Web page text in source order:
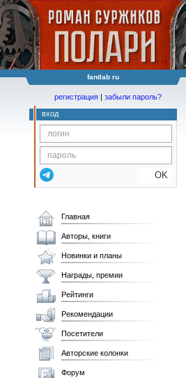
fantlab ru
регистрация | забыли пароль?
вход
OK
Главная
Авторы, книги
Новинки и планы
Награды, премии
Рейтинги
Рекомендации
Посетители
Авторские колонки
Форум